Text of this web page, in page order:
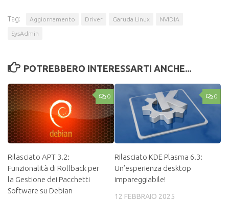
Tag: Aggiornamento Driver Garuda Linux NVIDIA
SysAdmin
POTREBBERO INTERESSARTI ANCHE...
0
Rilasciato APT 3.2:
Funzionalità di Rollback per
la Gestione dei Pacchetti
Software su Debian
0
Rilasciato KDE Plasma 6.3:
Un’esperienza desktop
impareggiabile!
12 FEBBRAIO 2025